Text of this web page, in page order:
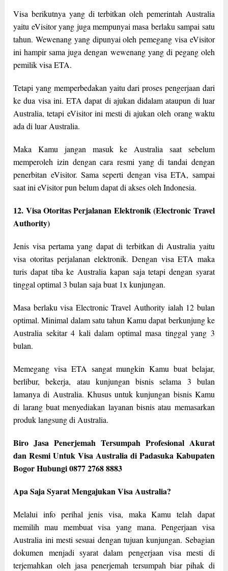
Visa berikutnya yang di terbitkan oleh pemerintah Australia
yaitu eVisitor yang juga mempunyai masa berlaku sampai satu
tahun. Wewenang yang dipunyai oleh pemegang visa eVisitor
ini hampir sama juga dengan wewenang yang di pegang oleh
pemilik visa ETA.
Tetapi yang memperbedakan yaitu dari proses pengerjaan dari
ke dua visa ini. ETA dapat di ajukan didalam ataupun di luar
Australia, tetapi eVisitor ini mesti di ajukan oleh orang waktu
ada di luar Australia.
Maka Kamu jangan masuk ke Australia saat sebelum
memperoleh izin dengan cara resmi yang di tandai dengan
penerbitan eVisitor. Sama seperti dengan visa ETA, sampai
saat ini eVisitor pun belum dapat di akses oleh Indonesia.
12. Visa Otoritas Perjalanan Elektronik (Electronic Travel
Authority)
Jenis visa pertama yang dapat di terbitkan di Australia yaitu
visa otoritas perjalanan elektronik. Dengan visa ETA maka
turis dapat tiba ke Australia kapan saja tetapi dengan syarat
tinggal optimal 3 bulan saja buat 1x kunjungan.
Masa berlaku visa Electronic Travel Authority ialah 12 bulan
optimal. Minimal dalam satu tahun Kamu dapat berkunjung ke
Australia sekitar 4 kali dalam optimal masa tinggal yang 3
bulan.
Memegang visa ETA sangat mungkin Kamu buat belajar,
berlibur, bekerja, atau kunjungan bisnis selama 3 bulan
lamanya di Australia. Khusus untuk kunjungan bisnis Kamu
di larang buat menyediakan layanan bisnis atau memasarkan
produk langsung di Australia.
Biro Jasa Penerjemah Tersumpah Profesional Akurat
dan Resmi Untuk Visa Australia di Padasuka Kabupaten
Bogor Hubungi 0877 2768 8883
Apa Saja Syarat Mengajukan Visa Australia?
Melalui info perihal jenis visa, maka Kamu telah dapat
memilih mau membuat visa yang mana. Pengerjaan visa
Australia ini mesti sesuai dengan tujuan kunjungan. Sebagian
dokumen menjadi syarat dalam pengerjaan visa mesti di
terjemahkan oleh jasa penerjemah tersumpah biar pihak di